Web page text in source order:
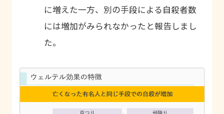
に増えた一方、別の手段による自殺者数
には増加がみられなかったと報告しまし
た。